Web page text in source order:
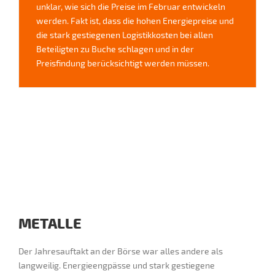
unklar, wie sich die Preise im Februar entwickeln
werden. Fakt ist, dass die hohen Energiepreise und
die stark gestiegenen Logistikkosten bei allen
Beteiligten zu Buche schlagen und in der
Preisfindung berücksichtigt werden müssen.
METALLE
Der Jahresauftakt an der Börse war alles andere als
langweilig. Energieengpässe und stark gestiegene